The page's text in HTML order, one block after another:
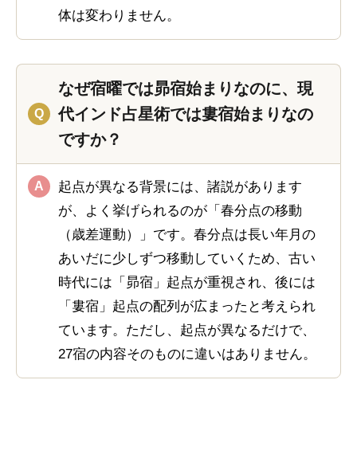
体は変わりません。
なぜ宿曜では昴宿始まりなのに、現
代インド占星術では婁宿始まりなの
ですか？
起点が異なる背景には、諸説があります
が、よく挙げられるのが「春分点の移動
（歳差運動）」です。春分点は長い年月の
あいだに少しずつ移動していくため、古い
時代には「昴宿」起点が重視され、後には
「婁宿」起点の配列が広まったと考えられ
ています。ただし、起点が異なるだけで、
27宿の内容そのものに違いはありません。